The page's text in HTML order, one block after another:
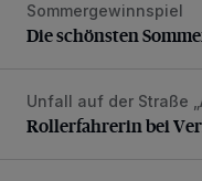
Die schönsten
Sommergewinnspiel
Die schönsten
Rollerfahrerin bei
Unfall auf der Straße
Rollerfahrerin bei